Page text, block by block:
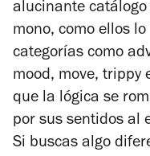
alucinante
mono, como ellos
categorías como
mood, move, trippy
que la lógica se
por sus sentidos al
Si buscas algo